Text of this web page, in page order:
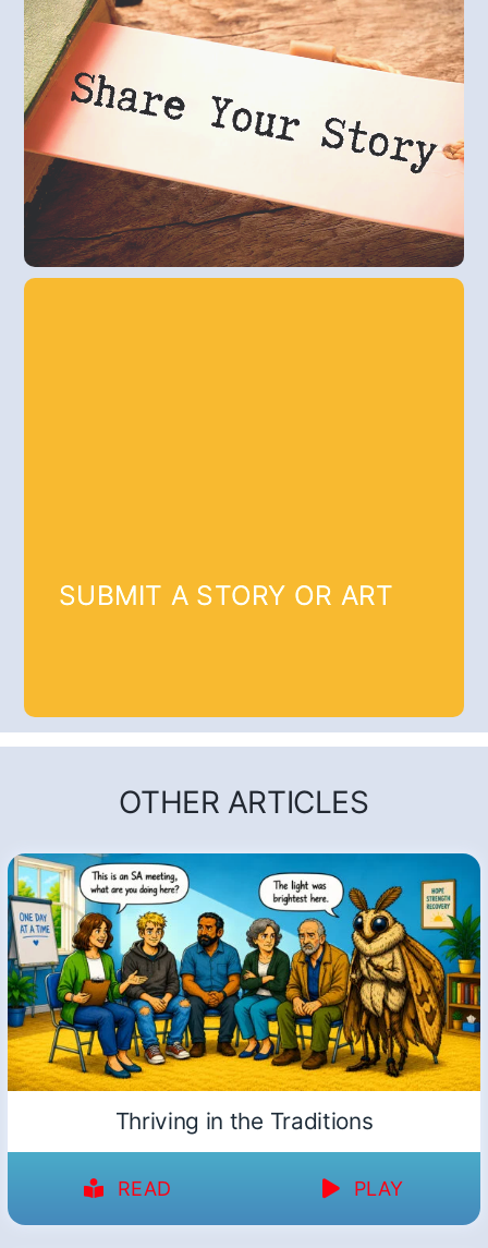
SUBMIT A STORY OR ART
OTHER ARTICLES
Thriving in the Traditions
READ PLAY